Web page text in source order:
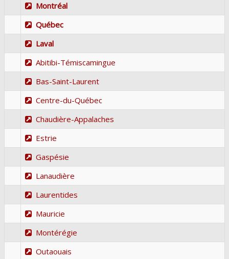
Montréal
Québec
Laval
Abitibi-Témiscamingue
Bas-Saint-Laurent
Centre-du-Québec
Chaudière-Appalaches
Estrie
Gaspésie
Lanaudière
Laurentides
Mauricie
Montérégie
Outaouais